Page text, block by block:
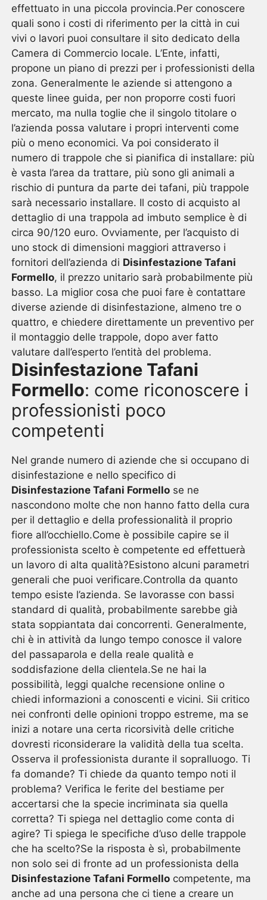
effettuato in una piccola provincia.Per conoscere
quali sono i costi di riferimento per la città in cui
vivi o lavori puoi consultare il sito dedicato della
Camera di Commercio locale. L’Ente, infatti,
propone un piano di prezzi per i professionisti della
zona. Generalmente le aziende si attengono a
queste linee guida, per non proporre costi fuori
mercato, ma nulla toglie che il singolo titolare o
l’azienda possa valutare i propri interventi come
più o meno economici. Va poi considerato il
numero di trappole che si pianifica di installare: più
è vasta l’area da trattare, più sono gli animali a
rischio di puntura da parte dei tafani, più trappole
sarà necessario installare. Il costo di acquisto al
dettaglio di una trappola ad imbuto semplice è di
circa 90/120 euro. Ovviamente, per l’acquisto di
uno stock di dimensioni maggiori attraverso i
fornitori dell’azienda di Disinfestazione Tafani
Formello, il prezzo unitario sarà probabilmente più
basso. La miglior cosa che puoi fare è contattare
diverse aziende di disinfestazione, almeno tre o
quattro, e chiedere direttamente un preventivo per
il montaggio delle trappole, dopo aver fatto
valutare dall’esperto l’entità del problema.
Disinfestazione Tafani
Formello: come riconoscere i
professionisti poco
competenti
Nel grande numero di aziende che si occupano di
disinfestazione e nello specifico di
Disinfestazione Tafani Formello se ne
nascondono molte che non hanno fatto della cura
per il dettaglio e della professionalità il proprio
fiore all’occhiello.Come è possibile capire se il
professionista scelto è competente ed effettuerà
un lavoro di alta qualità?Esistono alcuni parametri
generali che puoi verificare.Controlla da quanto
tempo esiste l’azienda. Se lavorasse con bassi
standard di qualità, probabilmente sarebbe già
stata soppiantata dai concorrenti. Generalmente,
chi è in attività da lungo tempo conosce il valore
del passaparola e della reale qualità e
soddisfazione della clientela.Se ne hai la
possibilità, leggi qualche recensione online o
chiedi informazioni a conoscenti e vicini. Sii critico
nei confronti delle opinioni troppo estreme, ma se
inizi a notare una certa ricorsività delle critiche
dovresti riconsiderare la validità della tua scelta.
Osserva il professionista durante il sopralluogo. Ti
fa domande? Ti chiede da quanto tempo noti il
problema? Verifica le ferite del bestiame per
accertarsi che la specie incriminata sia quella
corretta? Ti spiega nel dettaglio come conta di
agire? Ti spiega le specifiche d’uso delle trappole
che ha scelto?Se la risposta è sì, probabilmente
non solo sei di fronte ad un professionista della
Disinfestazione Tafani Formello competente, ma
anche ad una persona che ci tiene a creare un